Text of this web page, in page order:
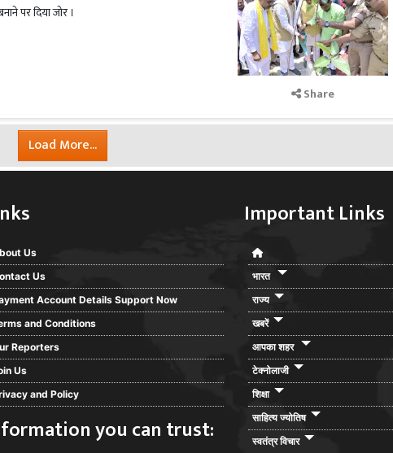
पर दिया जोर ।
Share
Load More...
Us
Us
Account Details Support Now
and Conditions
Reporters
Us
and Policy
you can trust:
Important Links
भारत
राज्य
खबरें
आपका शहर
टेक्नोलाजी
शिक्षा
साहित्य ज्योतिष
स्वतंत्र विचार